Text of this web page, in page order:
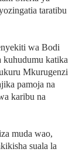
taratibu
wa Bodi
kuhudumu katika
Mkurugenzi
pamoja na
karibu na
muda wao,
suala la